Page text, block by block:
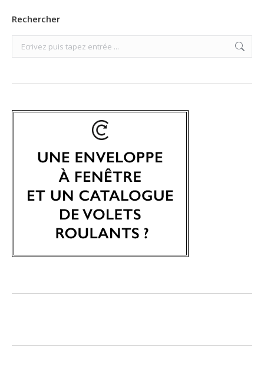
Rechercher
Search: